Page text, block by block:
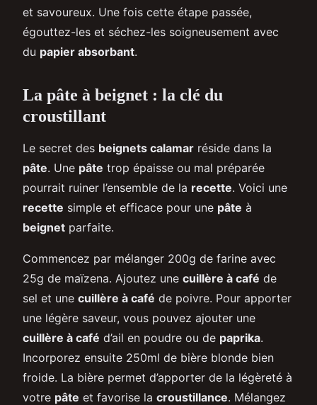
et savoureux. Une fois cette étape passée,
égouttez-les et séchez-les soigneusement avec
du papier absorbant.
La pâte à beignet : la clé du
croustillant
Le secret des beignets calamar réside dans la
pâte. Une pâte trop épaisse ou mal préparée
pourrait ruiner l’ensemble de la recette. Voici une
recette simple et efficace pour une pâte à
beignet parfaite.
Commencez par mélanger 200g de farine avec
25g de maïzena. Ajoutez une cuillère à café de
sel et une cuillère à café de poivre. Pour apporter
une légère saveur, vous pouvez ajouter une
cuillère à café d’ail en poudre ou de paprika.
Incorporez ensuite 250ml de bière blonde bien
froide. La bière permet d’apporter de la légèreté à
votre pâte et favorise la croustillance. Mélangez